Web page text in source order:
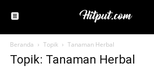
Beranda Topik Tanaman Herbal
Topik: Tanaman Herbal